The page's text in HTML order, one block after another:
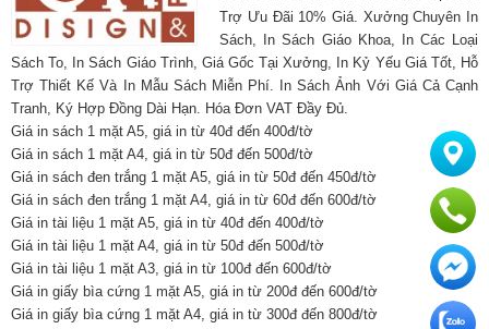
Trợ Ưu Đãi 10% Giá. Xưởng Chuyên In
Sách, In Sách Giáo Khoa, In Các Loại
Sách To, In Sách Giáo Trình, Giá Gốc Tại Xưởng, In Kỷ Yếu Giá Tốt, Hỗ
Trợ Thiết Kế Và In Mẫu Sách Miễn Phí. In Sách Ảnh Với Giá Cả Cạnh
Tranh, Ký Hợp Đồng Dài Hạn. Hóa Đơn VAT Đầy Đủ.
Giá in sách 1 mặt A5, giá in từ 40đ đến 400đ/tờ
Giá in sách 1 mặt A4, giá in từ 50đ đến 500đ/tờ
Giá in sách đen trắng 1 mặt A5, giá in từ 50đ đến 450đ/tờ
Giá in sách đen trắng 1 mặt A4, giá in từ 60đ đến 600đ/tờ
Giá in tài liệu 1 mặt A5, giá in từ 40đ đến 400đ/tờ
Giá in tài liệu 1 mặt A4, giá in từ 50đ đến 500đ/tờ
Giá in tài liệu 1 mặt A3, giá in từ 100đ đến 600đ/tờ
Giá in giấy bìa cứng 1 mặt A5, giá in từ 200đ đến 600đ/tờ
Giá in giấy bìa cứng 1 mặt A4, giá in từ 300đ đến 800đ/tờ